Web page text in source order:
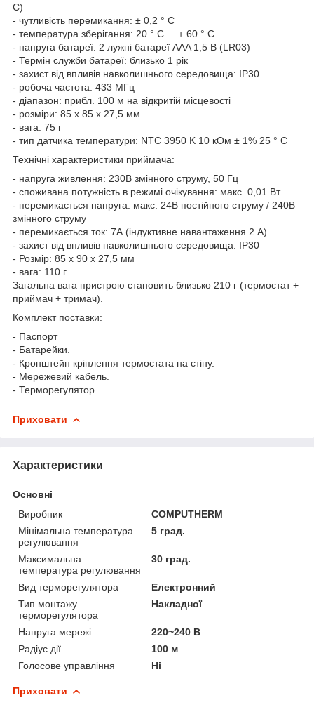
C)
- чутливість перемикання: ± 0,2 ° C
- температура зберігання: 20 ° C ... + 60 ° C
- напруга батареї: 2 лужні батареї AAA 1,5 В (LR03)
- Термін служби батареї: близько 1 рік
- захист від впливів навколишнього середовища: IP30
- робоча частота: 433 МГц
- діапазон: прибл. 100 м на відкритій місцевості
- розміри: 85 х 85 х 27,5 мм
- вага: 75 г
- тип датчика температури: NTC 3950 K 10 кОм ± 1% 25 ° C
Технічні характеристики приймача:
- напруга живлення: 230В змінного струму, 50 Гц
- споживана потужність в режимі очікування: макс. 0,01 Вт
- перемикається напруга: макс. 24В постійного струму / 240В
змінного струму
- перемикається ток: 7А (індуктивне навантаження 2 А)
- захист від впливів навколишнього середовища: IP30
- Розмір: 85 х 90 х 27,5 мм
- вага: 110 г
Загальна вага пристрою становить близько 210 г (термостат +
приймач + тримач).
Комплект поставки:
- Паспорт
- Батарейки.
- Кронштейн кріплення термостата на стіну.
- Мережевий кабель.
- Терморегулятор.
Приховати
Характеристики
Основні
Виробник
COMPUTHERM
Мінімальна температура
регулювання
5 град.
Максимальна
температура регулювання
30 град.
Вид терморегулятора
Електронний
Тип монтажу
терморегулятора
Накладної
Напруга мережі
220~240 В
Радіус дії
100 м
Голосове управління
Ні
Приховати